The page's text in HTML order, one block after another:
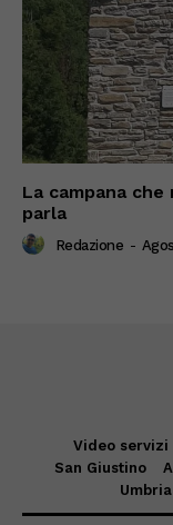
La campana
parla
Redazione -
Video servizi
San Giustino
Umbria